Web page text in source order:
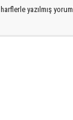
yazılmış